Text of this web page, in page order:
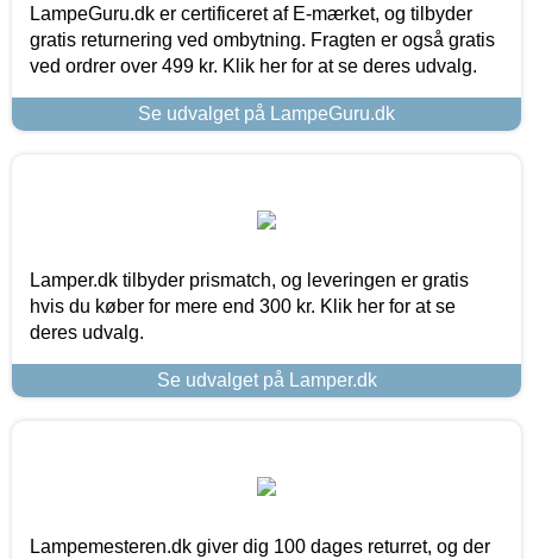
LampeGuru.dk er certificeret af E-mærket, og tilbyder
gratis returnering ved ombytning. Fragten er også gratis
ved ordrer over 499 kr. Klik her for at se deres udvalg.
Se udvalget på LampeGuru.dk
Lamper.dk tilbyder prismatch, og leveringen er gratis
hvis du køber for mere end 300 kr. Klik her for at se
deres udvalg.
Se udvalget på Lamper.dk
Lampemesteren.dk giver dig 100 dages returret, og der